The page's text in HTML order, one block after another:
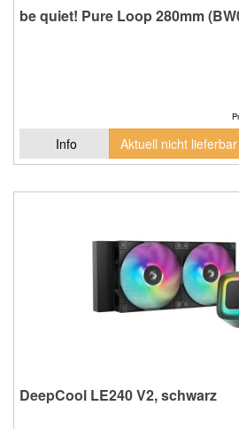
be quiet! Pure Loop 280mm
Info Aktuell nicht lieferbar
DeepCool LE240 V2, schwarz